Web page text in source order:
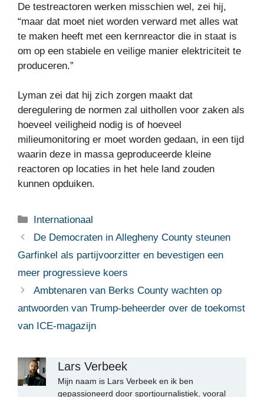
De testreactoren werken misschien wel, zei hij,
“maar dat moet niet worden verward met alles wat
te maken heeft met een kernreactor die in staat is
om op een stabiele en veilige manier elektriciteit te
produceren.”
Lyman zei dat hij zich zorgen maakt dat
deregulering de normen zal uithollen voor zaken als
hoeveel veiligheid nodig is of hoeveel
milieumonitoring er moet worden gedaan, in een tijd
waarin deze in massa geproduceerde kleine
reactoren op locaties in het hele land zouden
kunnen opduiken.
Categorieën
Internationaal
De Democraten in Allegheny County steunen
Garfinkel als partijvoorzitter en bevestigen een
meer progressieve koers
Ambtenaren van Berks County wachten op
antwoorden van Trump-beheerder over de toekomst
van ICE-magazijn
Lars Verbeek
Mijn naam is Lars Verbeek en ik ben
gepassioneerd door sportjournalistiek, vooral